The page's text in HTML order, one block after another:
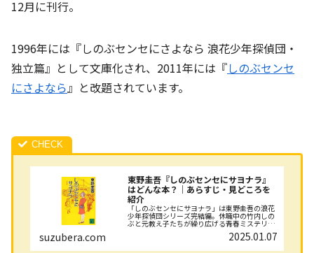
12月に刊行。
1996年には『しのぶセンセにさよなら 浪花少年探偵団・
独立篇』として文庫化され、2011年には『しのぶセンセ
にさよなら』と改題されています。
東野圭吾『しのぶセンセにサヨナラ』
はどんな本？｜あらすじ・見どころを
紹介
「しのぶセンセにサヨナラ」は東野圭吾の浪花
少年探偵団シリーズ完結編。休職中の竹内しの
ぶと元教え子たちが繰り広げる青春ミステリ
ー。心温まる物語と驚きの真相が描かれた感動
suzubera.com 2025.01.07